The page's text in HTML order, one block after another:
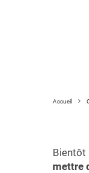
Accueil
Bientôt
mettre